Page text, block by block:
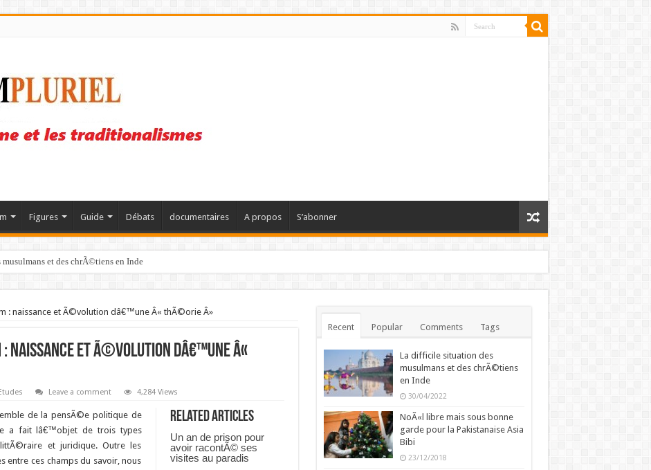
Figures Guide Débats documentaires A propos S’abonner
et des chrÃ©tiens en Inde
: naissance et Ã©volution dâ€™une Â« thÃ©orie Â»
: naissance et Ã©volution dâ€™une Â«
Leave a comment 4,284 Views
Related Articles
Un an de prison pour
avoir racontÃ© ses
visites au paradis
de la pensÃ©e politique de
a fait lâ€™objet de trois types
et juridique. Outre les
ces champs du savoir, nous
Recent Popular Comments Tags
La difficile situation des
musulmans et des chrÃ©tiens
en Inde
30/04/2022
NoÃ«l libre mais sous bonne
garde pour la Pakistanaise Asia
Bibi
23/12/2018